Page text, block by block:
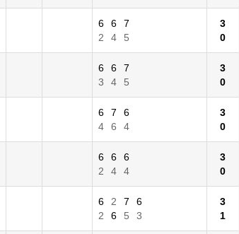
6 6
7
2
4 5
3
0
6 6
7
3
4 5
3
0
6 7
6
4
6 4
3
0
6 6
6
2
4 4
3
0
6 2 7
6
2
6 5 3
3
1